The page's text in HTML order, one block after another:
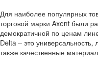
Для наиболее популярных
торговой марки Axent были
демократичной по ценам
Delta – это универсальность,
также качественные